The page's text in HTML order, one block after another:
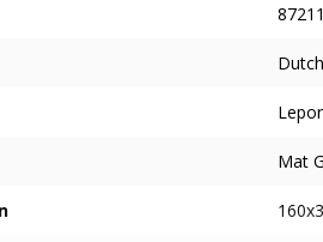
Lepor
Mat